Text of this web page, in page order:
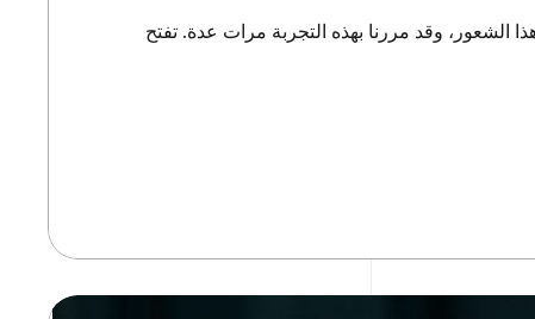
وقد مررنا بهذه التجربة مرات عدة. تفتح